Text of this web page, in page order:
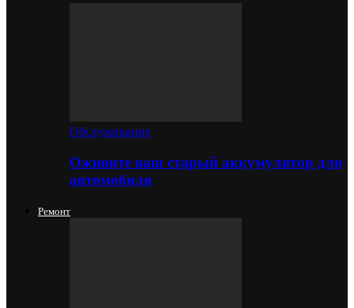
Обслуживание
Оживите ваш старый аккумулятор для
автомобиля
Ремонт